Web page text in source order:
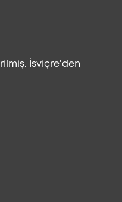
İsviçre'den